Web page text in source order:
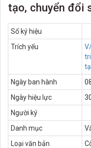
tạo, chuyển đổi
Số ký hiệu
Trích yếu
Ngày ban hành
Ngày hiệu lực
Người ký
Danh mục
Loại văn bản